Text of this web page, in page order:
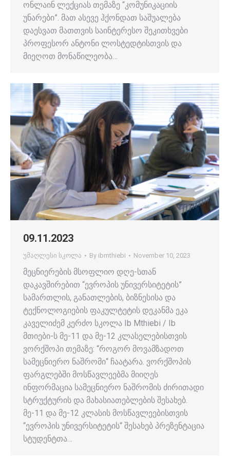
ონლაინ ლექციას თემაზე “კომუნიკაციის
უნარები”. მათ ასევე ჰქონდათ საშუალება
დაესვათ მათთვის საინტერესო შეკითხვები
პროფესორ ანტონი ლოსტედტისთვის და
მიეღოთ მონაწილეობა…
09.11.2023
უმაღლესი სკოლა By ibmthiebi November 10, 2023
მეცნიერების მსოფლიო დღე-სთან
დაკავშირებით “ევროპის უნივერსიტეტის”
სამართლის, განათლების, ბიზნესისა და
ტექნოლოგიების ფაკულტეტის დეკანმა ეკა
კაველიძემ კერძო სკოლა Ib Mthiebi / Ib
მთიები-ს მე-11 და მე-12 კლასელებისთვის
ვორქშოპი თემაზე: “როგორ მოვამზადოთ
სამეცნიერო ნაშრომი“ ჩაატარა. ვორქშოპის
ფარგლებში მოსწავლეებმა მიიღეს
ინფორმაცია სამეცნიერო ნაშრომის ძირითადი
სტრუქტურის და მახასიათებლების შესახებ.
მე-11 და მე-12 კლასის მოსწავლეებისთვის
“ევროპის უნივერსიტეტის“ შესახებ პრეზენტაცია
სტუდენტთა…